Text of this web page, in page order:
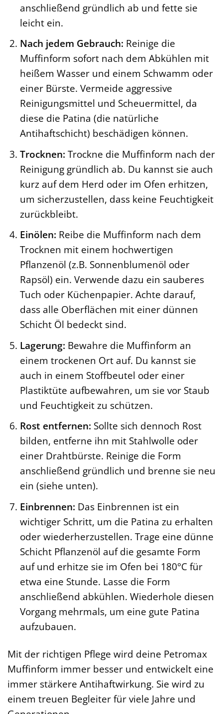
anschließend gründlich ab und fette sie
leicht ein.
Nach jedem Gebrauch: Reinige die
Muffinform sofort nach dem Abkühlen mit
heißem Wasser und einem Schwamm oder
einer Bürste. Vermeide aggressive
Reinigungsmittel und Scheuermittel, da
diese die Patina (die natürliche
Antihaftschicht) beschädigen können.
Trocknen: Trockne die Muffinform nach der
Reinigung gründlich ab. Du kannst sie auch
kurz auf dem Herd oder im Ofen erhitzen,
um sicherzustellen, dass keine Feuchtigkeit
zurückbleibt.
Einölen: Reibe die Muffinform nach dem
Trocknen mit einem hochwertigen
Pflanzenöl (z.B. Sonnenblumenöl oder
Rapsöl) ein. Verwende dazu ein sauberes
Tuch oder Küchenpapier. Achte darauf,
dass alle Oberflächen mit einer dünnen
Schicht Öl bedeckt sind.
Lagerung: Bewahre die Muffinform an
einem trockenen Ort auf. Du kannst sie
auch in einem Stoffbeutel oder einer
Plastiktüte aufbewahren, um sie vor Staub
und Feuchtigkeit zu schützen.
Rost entfernen: Sollte sich dennoch Rost
bilden, entferne ihn mit Stahlwolle oder
einer Drahtbürste. Reinige die Form
anschließend gründlich und brenne sie neu
ein (siehe unten).
Einbrennen: Das Einbrennen ist ein
wichtiger Schritt, um die Patina zu erhalten
oder wiederherzustellen. Trage eine dünne
Schicht Pflanzenöl auf die gesamte Form
auf und erhitze sie im Ofen bei 180°C für
etwa eine Stunde. Lasse die Form
anschließend abkühlen. Wiederhole diesen
Vorgang mehrmals, um eine gute Patina
aufzubauen.
Mit der richtigen Pflege wird deine Petromax
Muffinform immer besser und entwickelt eine
immer stärkere Antihaftwirkung. Sie wird zu
einem treuen Begleiter für viele Jahre und